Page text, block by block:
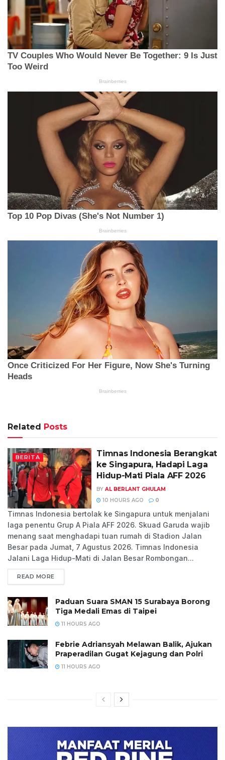
Related Posts
BERITA
Timnas Indonesia Berangkat
ke Singapura, Hadapi Laga
Hidup-Mati Piala AFF 2026
BY AL BERLANT GHULAM
10 HOURS AGO
0
Timnas Indonesia bertolak ke Singapura untuk menjalani
laga penentu Grup A Piala AFF 2026. Skuad Garuda wajib
menang saat menghadapi tuan rumah di Stadion Jalan
Besar pada Jumat, 7 Agustus 2026. Timnas Indonesia
Jalani Laga Hidup-Mati di Jalan Besar Rombongan...
READ MORE
Paduan Suara SMAN 15 Surabaya Borong
Tiga Medali Emas di Taipei
11 HOURS AGO
Febrie Adriansyah Melawan Balik, Ajukan
Praperadilan Gugat Kejagung dan Polri
11 HOURS AGO